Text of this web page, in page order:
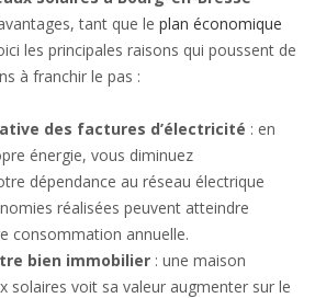
tant que le plan économique
les principales raisons qui poussent de
à franchir le pas :
des factures d’électricité : en
énergie, vous diminuez
dépendance au réseau électrique
réalisées peuvent atteindre
consommation annuelle.
bien immobilier : une maison
solaires voit sa valeur augmenter sur le